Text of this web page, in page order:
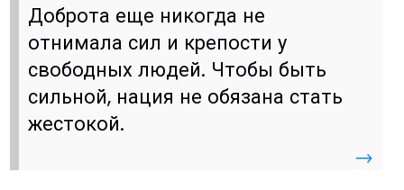
Доброта еще никогда не
отнимала сил и крепости у
свободных людей. Чтобы быть
сильной, нация не обязана стать
жестокой.
→